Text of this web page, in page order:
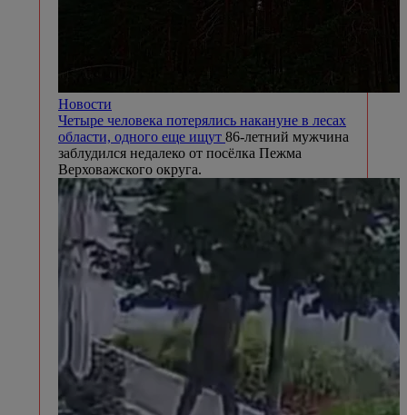
Новости
Четыре человека потерялись накануне в лесах
области, одного еще ищут 86-летний мужчина
заблудился недалеко от посёлка Пежма
Верховажского округа.